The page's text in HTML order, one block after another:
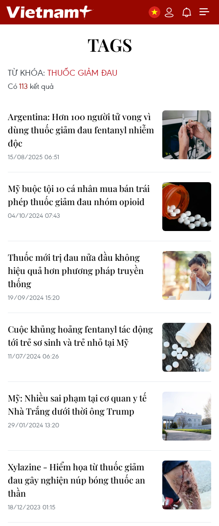
TAGS
TỪ KHÓA: THUỐC GIẢM ĐAU
Có 113 kết quả
Argentina: Hơn 100 người tử vong vì
dùng thuốc giảm đau fentanyl nhiễm
độc
15/08/2025 06:51
Mỹ buộc tội 10 cá nhân mua bán trái
phép thuốc giảm đau nhóm opioid
04/10/2024 07:43
Thuốc mới trị đau nửa đầu không
hiệu quả hơn phương pháp truyền
thống
19/09/2024 15:20
Cuộc khủng hoảng fentanyl tác động
tới trẻ sơ sinh và trẻ nhỏ tại Mỹ
11/07/2024 06:26
Mỹ: Nhiều sai phạm tại cơ quan y tế
Nhà Trắng dưới thời ông Trump
29/01/2024 13:20
Xylazine - Hiểm họa từ thuốc giảm
đau gây nghiện núp bóng thuốc an
thần
18/12/2023 01:15